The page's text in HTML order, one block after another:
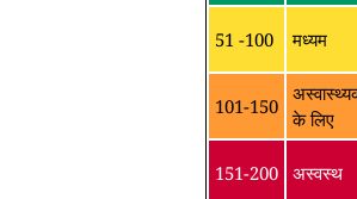
51 -100 मध्यम
101-150
के लिए
151-200 अस्वस्थ